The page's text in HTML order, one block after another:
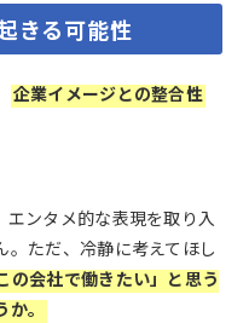
きる可能性
企業イメージとの整合性
エンタメ的な表現を取り入
。ただ、冷静に考えてほし
の会社で働きたい」と思う
。